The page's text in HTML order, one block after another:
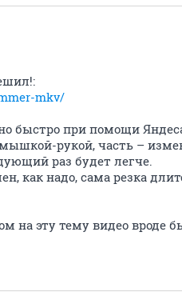
mkv/
быстро при помощи
мышкой-рукой, часть –
раз будет легче.
как надо, сама резка
на эту тему видео вроде